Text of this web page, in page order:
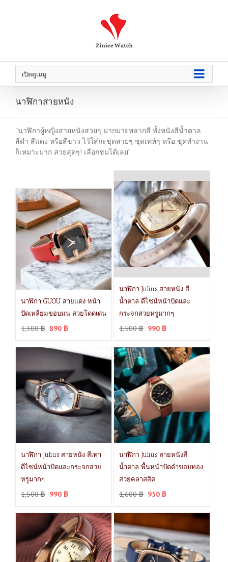
เปิดดูเมนู
นาฬิกาสายหนัง
“นาฬิกาผู้หญิงสายหนังสวยๆ มากมายหลากสี ทั้งหนังสีน้ำตาล
สีดำ สีแดง หรือสีขาว ไว้ใส่กะชุดสวยๆ ชุดเท่ห์ๆ หรือ ชุดทำงาน
ก็เหมาะมาก สวยสุดๆ! เลือกชมได้เลย”
นาฬิกา GUOU สายแดง หน้า
ปัดเหลี่ยมขอบมน สวยโดดเด่น
1,300฿ 890 ฿
นาฬิกา Julius สายหนัง สี
น้ำตาล ดีไซน์หน้าปัดและ
กระจกสวยหรูมากๆ
1,500฿ 990 ฿
นาฬิกา Julius สายหนัง สีเทา
ดีไซน์หน้าปัดและกระจกสวย
หรูมากๆ
1,500฿ 990 ฿
นาฬิกา Julius สายหนังสี
น้ำตาล พื้นหน้าปัดดำขอบทอง
สวยคลาสสิค
1,600฿ 950 ฿